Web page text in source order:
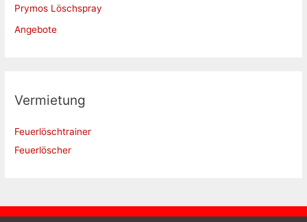
Prymos Löschspray
Angebote
Vermietung
Feuerlöschtrainer
Feuerlöscher